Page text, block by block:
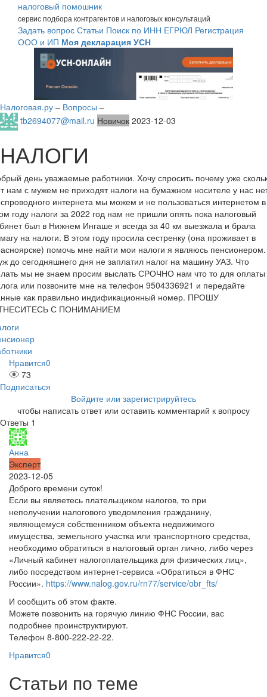
налоговый помошник
сервис подбора контрагентов и налоговых консультаций
Задать вопрос Статьи Поиск по ИНН ЕГРЮЛ Регистрация
ООО и ИП Моя декларация УСН
Налоговая.ру – Вопросы –
tb2694077@mail.ru Новичок 2023-12-03
НАЛОГИ
день уважаемые работники. Хочу спросить почему уже
нам с мужем не приходят налоги на бумажном носителе у нас
интернета мы можем и не пользоваться интернетом в
году налоги за 2022 год нам не пришли опять пока налоговый
был в Нижнем Ингаше я всегда за 40 км выезжала и брала
на налоги. В этом году просила сестренку (она проживает в
помочь мне найти мои налоги я являюсь пенсионером.
до сегодняшнего дня не заплатил налог на машину УАЗ. Что
мы не знаем просим выслать СРОЧНО нам что то для оплаты
или позвоните мне на телефон 9504336921 и передайте
как правильно индификационный номер. ПРОШУ
С ПОНИМАНИЕМ
Нравится0
73
Подписаться
Войдите или зарегистрируйтесь
чтобы написать ответ или оставить комментарий к вопросу
Ответы 1
Анна
Эксперт
2023-12-05
Доброго времени суток!
Если вы являетесь плательщиком налогов, то при
неполучении налогового уведомления гражданину,
являющемуся собственником объекта недвижимого
имущества, земельного участка или транспортного средства,
необходимо обратиться в налоговый орган лично, либо через
«Личный кабинет налогоплательщика для физических лиц»,
либо посредством интернет-сервиса «Обратиться в ФНС
России». https://www.nalog.gov.ru/rn77/service/obr_fts/
И сообщить об этом факте.
Можете позвонить на горячую линию ФНС России, вас
подробнее проинструктируют.
Телефон 8-800-222-22-22.
Нравится0
Статьи по теме